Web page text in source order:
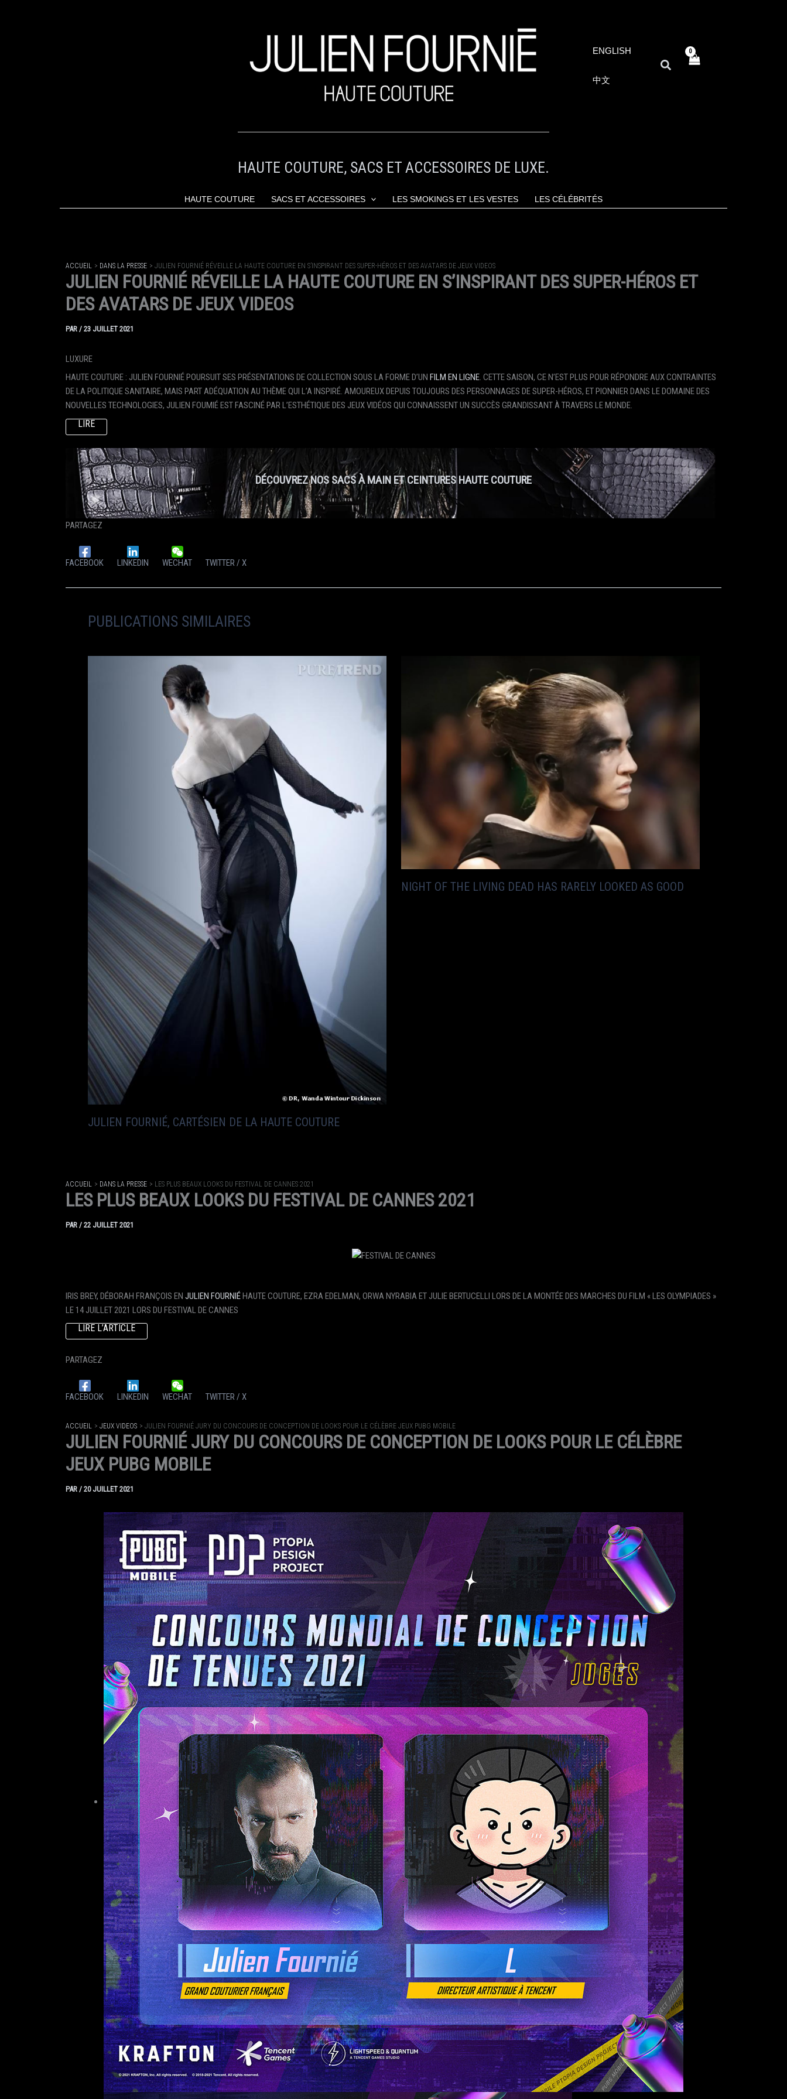
ENGLISH
中文
RECHERCHER
HAUTE COUTURE, SACS ET ACCESSOIRES DE LUXE.
HAUTE COUTURE SACS ET ACCESSOIRES LES SMOKINGS ET LES VESTES LES CÉLÉBRITÉS
ACCUEIL DANS LA PRESSE JULIEN FOURNIÉ RÉVEILLE LA HAUTE COUTURE EN S’INSPIRANT DES SUPER-HÉROS ET DES AVATARS DE JEUX VIDEOS
JULIEN FOURNIÉ RÉVEILLE LA HAUTE COUTURE EN S’INSPIRANT DES SUPER-HÉROS ET
DES AVATARS DE JEUX VIDEOS
PAR / 23 JUILLET 2021
LUXURE
HAUTE COUTURE : JULIEN FOURNIÉ POURSUIT SES PRÉSENTATIONS DE COLLECTION SOUS LA FORME D’UN FILM EN LIGNE. CETTE SAISON, CE N’EST PLUS POUR RÉPONDRE AUX CONTRAINTES
DE LA POLITIQUE SANITAIRE, MAIS PART ADÉQUATION AU THÈME QUI L’A INSPIRÉ. AMOUREUX DEPUIS TOUJOURS DES PERSONNAGES DE SUPER-HÉROS, ET PIONNIER DANS LE DOMAINE DES
NOUVELLES TECHNOLOGIES, JULIEN FOUMIÉ EST FASCINÉ PAR L’ESTHÉTIQUE DES JEUX VIDÉOS QUI CONNAISSENT UN SUCCÈS GRANDISSANT À TRAVERS LE MONDE.
LIRE
DÉCOUVREZ NOS SACS À MAIN ET CEINTURES HAUTE COUTURE
PARTAGEZ
FACEBOOK LINKEDIN WECHAT TWITTER / X
PUBLICATIONS SIMILAIRES
JULIEN FOURNIÉ, CARTÉSIEN DE LA HAUTE COUTURE
NIGHT OF THE LIVING DEAD HAS RARELY LOOKED AS GOOD
ACCUEIL DANS LA PRESSE LES PLUS BEAUX LOOKS DU FESTIVAL DE CANNES 2021
LES PLUS BEAUX LOOKS DU FESTIVAL DE CANNES 2021
PAR / 22 JUILLET 2021
IRIS BREY, DÉBORAH FRANÇOIS EN JULIEN FOURNIÉHAUTE COUTURE, EZRA EDELMAN, ORWA NYRABIA ET JULIE BERTUCELLI LORS DE LA MONTÉE DES MARCHES DU FILM « LES OLYMPIADES »
LE 14 JUILLET 2021 LORS DU FESTIVAL DE CANNES
LIRE L’ARTICLE
PARTAGEZ
FACEBOOK LINKEDIN WECHAT TWITTER / X
ACCUEIL JEUX VIDEOS JULIEN FOURNIÉ JURY DU CONCOURS DE CONCEPTION DE LOOKS POUR LE CÉLÈBRE JEUX PUBG MOBILE
JULIEN FOURNIÉ JURY DU CONCOURS DE CONCEPTION DE LOOKS POUR LE CÉLÈBRE
JEUX PUBG MOBILE
PAR / 20 JUILLET 2021